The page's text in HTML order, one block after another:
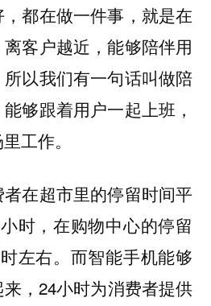
都在做一件事，就是在
客户越近，能够陪伴用
以我们有一句话叫做陪
够跟着用户一起上班，
工作。
在超市里的停留时间平
时，在购物中心的停留
左右。而智能手机能够
，24小时为消费者提供